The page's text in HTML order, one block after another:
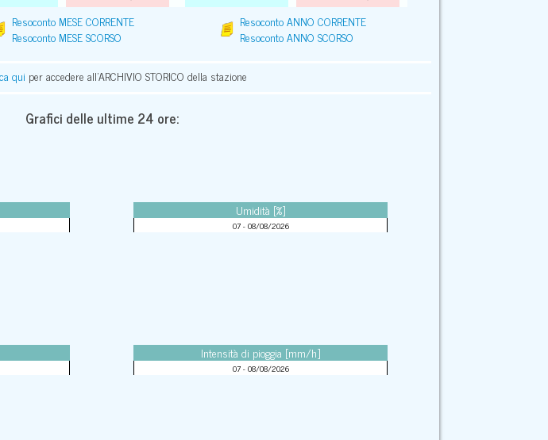
Resoconto MESE CORRENTE
Resoconto MESE SCORSO
Resoconto ANNO CORRENTE
Resoconto ANNO SCORSO
qui per accedere all'ARCHIVIO STORICO della stazione
Grafici delle ultime 24 ore:
Umidità [%]
07 - 08/08/2026
Intensità di pioggia [mm/h]
07 - 08/08/2026